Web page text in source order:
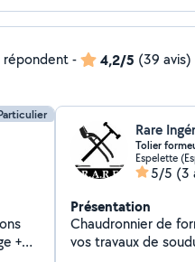
répondent- 4,2/5 (39 avis)
Tolier
Espelette
5/5 (3
Présentation
Chaudronnier de
vos travaux de